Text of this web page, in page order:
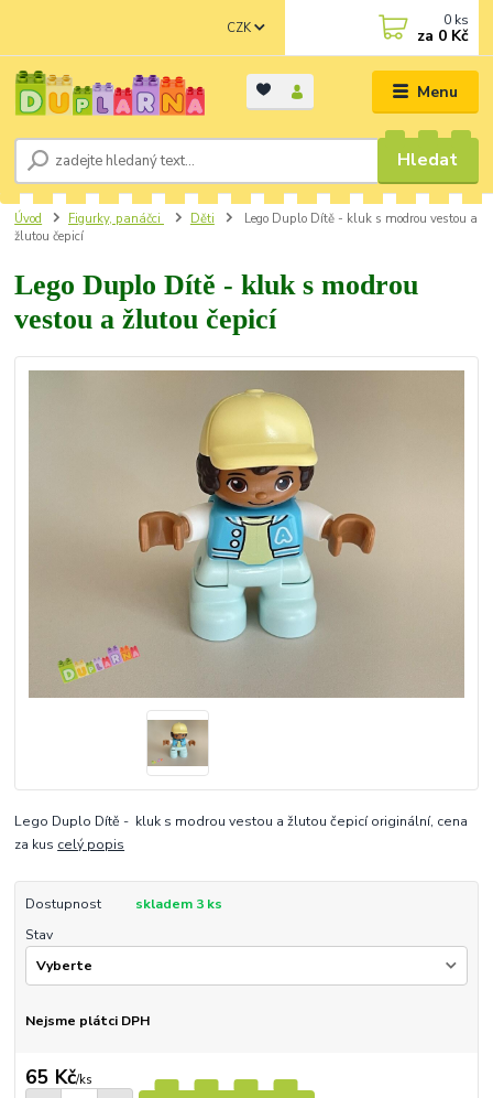
Menu
CZK
Hledat
0 ks
za 0 Kč
Úvod Figurky, panáčci Děti
Lego Duplo Dítě - kluk s modrou vestou a
žlutou čepicí
Lego Duplo Dítě - kluk s modrou
vestou a žlutou čepicí
Lego Duplo Dítě - kluk s modrou vestou a žlutou čepicí originální, cena
za kus celý popis
Dostupnost
skladem 3 ks
Stav
Nejsme plátci DPH
65 Kč/ks